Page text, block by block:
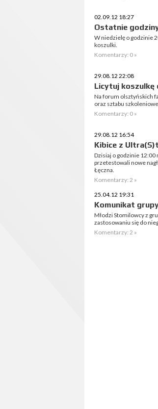
02.09.12 18:27
Ostatnie
W niedzielę o godzinie
koszulki.
Komentarzy: 0 »
29.08.12 22:08
Licytuj koszulkę
Na forum olsztyńskich
oraz sztabu
Komentarzy: 0 »
29.08.12 16:54
Kibice z
Dzisiaj o godzinie 12:00
przetestowali nowe
Łęczna.
Komentarzy: 2 »
25.04.12 19:31
Komunikat
Młodzi Stomilowcy z
zastosowaniu się do
Komentarzy: 2 »